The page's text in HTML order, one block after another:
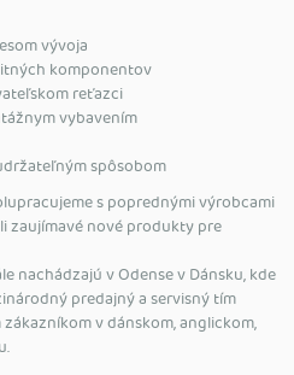
vývoja
komponentov
reťazci
vybavením
spôsobom
s poprednými výrobcami
zaujímavé nové produkty pre
nachádzajú v Odense v Dánsku, kde
predajný a servisný tím
v dánskom, anglickom,